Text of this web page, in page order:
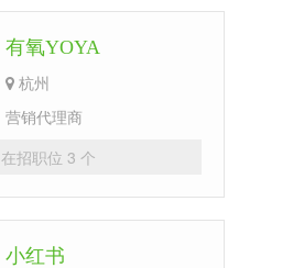
有氧YOYA
杭州
营销代理商
在招职位 3 个
小红书